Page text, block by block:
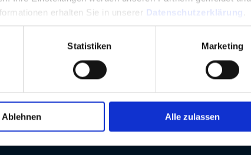
erhalten Sie in unserer
Datenschutzerklärung
Statistiken Marketing
Ablehnen Alle zulassen